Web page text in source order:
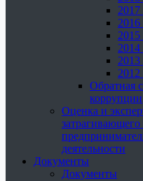
2017
2016
2015
2014
2013
2012
Обратная
коррупции
Оценка и
деятельности
Документы
Документы